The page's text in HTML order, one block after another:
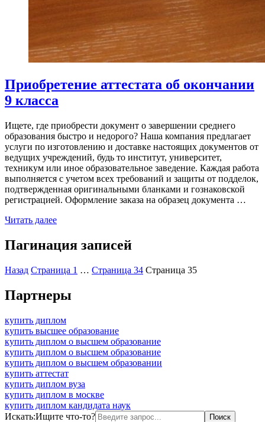
Приобретение аттестата об окончании
9 класса
Ищете, где приобрести документ о завершении среднего
образования быстро и недорого? Наша компания предлагает
услуги по изготовлению и доставке настоящих документов от
ведущих учреждений, будь то институт, университет,
техникум или иное образовательное заведение. Каждая работа
выполняется с учетом всех требований и защиты от подделок,
подтвержденная оригинальными бланками и гознаковской
регистрацией. Оформление заказа на образец документа …
Читать далее
Пагинация записей
Назад Страница 1 … Страница 34 Страница 35
Партнеры
купить диплом
купить высшее образование
купить диплом о высшем образование
купить диплом о высшем образование
купить диплом о высшем образовании
купить аттестат
купить диплом вуза
купить диплом в москве
купить диплом кандидата наук
Искать:Ищите что-то?